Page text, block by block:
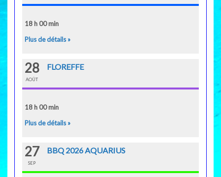
18 h 00 min
Plus de détails »
28
AOÛT
FLOREFFE
18 h 00 min
Plus de détails »
27
SEP
BBQ 2026 AQUARIUS